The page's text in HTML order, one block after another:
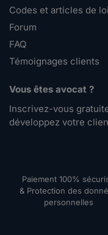
Codes et articles de loi
Forum
FAQ
Témoignages clients
Vous êtes avocat ?
Inscrivez-vous
développez votre
Paiement 100%
& Protection des
personnelles